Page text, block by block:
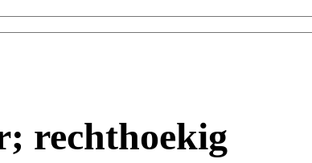
rechthoekig